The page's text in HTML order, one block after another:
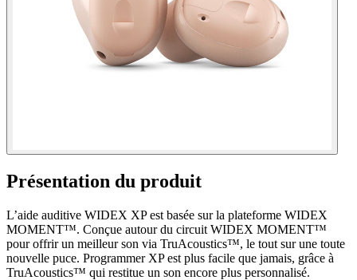
Présentation du produit
L’aide auditive WIDEX XP est basée sur la plateforme WIDEX
MOMENT™. Conçue autour du circuit WIDEX MOMENT™
pour offrir un meilleur son via TruAcoustics™, le tout sur une toute
nouvelle puce. Programmer XP est plus facile que jamais, grâce à
TruAcoustics™ qui restitue un son encore plus personnalisé.